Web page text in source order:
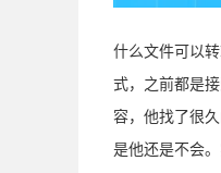
什么文件可以
式，之前都是
容，他找了很
是他还是不会